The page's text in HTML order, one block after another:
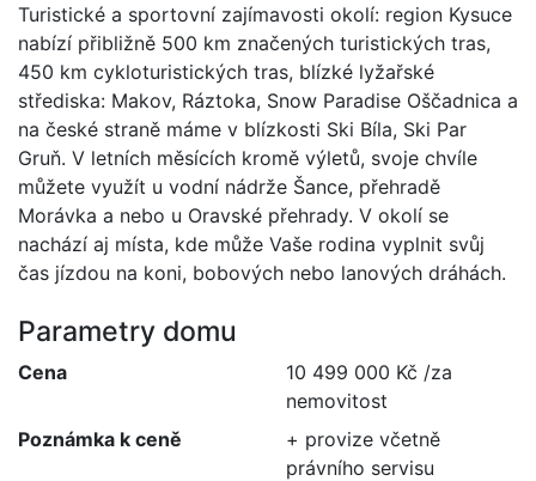
Turistické a sportovní zajímavosti okolí: region Kysuce
nabízí přibližně 500 km značených turistických tras,
450 km cykloturistických tras, blízké lyžařské
střediska: Makov, Ráztoka, Snow Paradise Oščadnica a
na české straně máme v blízkosti Ski Bíla, Ski Par
Gruň. V letních měsících kromě výletů, svoje chvíle
můžete využít u vodní nádrže Šance, přehradě
Morávka a nebo u Oravské přehrady. V okolí se
nachází aj místa, kde může Vaše rodina vyplnit svůj
čas jízdou na koni, bobových nebo lanových dráhách.
Parametry domu
Cena
10 499 000 Kč /za
nemovitost
Poznámka k ceně
+ provize včetně
právního servisu